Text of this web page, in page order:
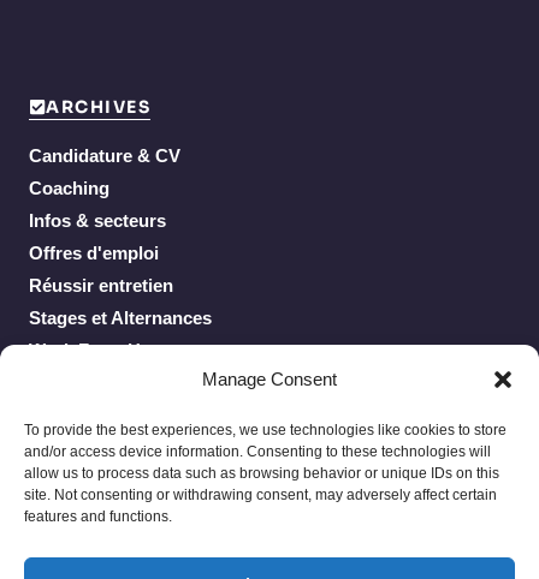
Manage Consent
To provide the best experiences, we use technologies like cookies to store
and/or access device information. Consenting to these technologies will
allow us to process data such as browsing behavior or unique IDs on this
site. Not consenting or withdrawing consent, may adversely affect certain
features and functions.
ARCHIVES
Candidature & CV
Coaching
Infos & secteurs
Offres d'emploi
Réussir entretien
Stages et Alternances
Work From Home
Privacy Policy
Terms of Service